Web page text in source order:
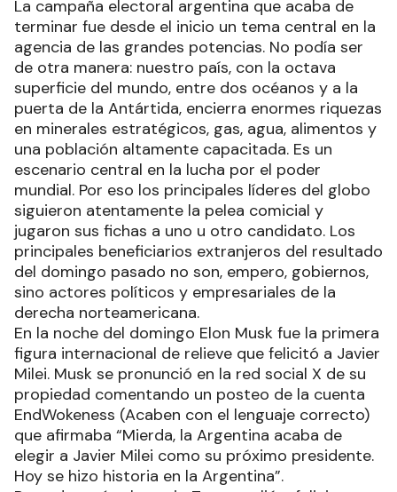
La campaña electoral argentina que acaba de
terminar fue desde el inicio un tema central en la
agencia de las grandes potencias. No podía ser
de otra manera: nuestro país, con la octava
superficie del mundo, entre dos océanos y a la
puerta de la Antártida, encierra enormes riquezas
en minerales estratégicos, gas, agua, alimentos y
una población altamente capacitada. Es un
escenario central en la lucha por el poder
mundial. Por eso los principales líderes del globo
siguieron atentamente la pelea comicial y
jugaron sus fichas a uno u otro candidato. Los
principales beneficiarios extranjeros del resultado
del domingo pasado no son, empero, gobiernos,
sino actores políticos y empresariales de la
derecha norteamericana.
En la noche del domingo Elon Musk fue la primera
figura internacional de relieve que felicitó a Javier
Milei. Musk se pronunció en la red social X de su
propiedad comentando un posteo de la cuenta
EndWokeness (Acaben con el lenguaje correcto)
que afirmaba “Mierda, la Argentina acaba de
elegir a Javier Milei como su próximo presidente.
Hoy se hizo historia en la Argentina”.